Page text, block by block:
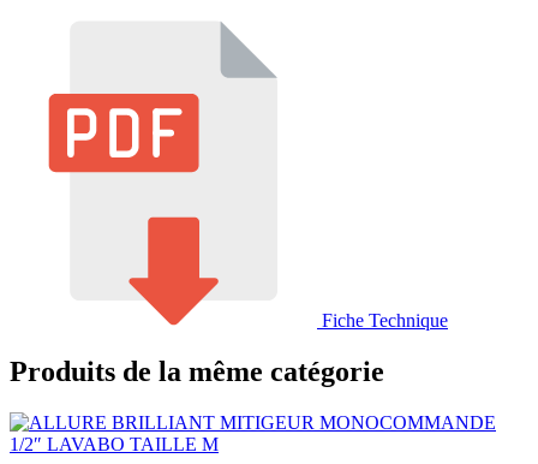
Fiche Technique
Produits de la même catégorie